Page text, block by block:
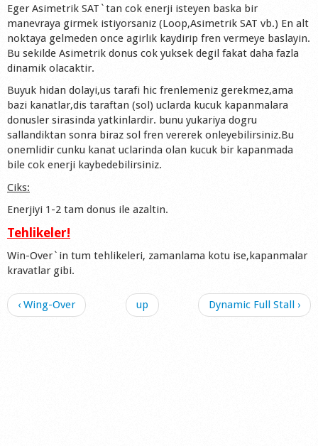
Eger Asimetrik SAT`tan cok enerji isteyen baska bir
manevraya girmek istiyorsaniz (Loop,Asimetrik SAT vb.) En alt
noktaya gelmeden once agirlik kaydirip fren vermeye baslayin.
Bu sekilde Asimetrik donus cok yuksek degil fakat daha fazla
dinamik olacaktir.
Buyuk hidan dolayi,us tarafi hic frenlemeniz gerekmez,ama
bazi kanatlar,dis taraftan (sol) uclarda kucuk kapanmalara
donusler sirasinda yatkinlardir. bunu yukariya dogru
sallandiktan sonra biraz sol fren vererek onleyebilirsiniz.Bu
onemlidir cunku kanat uclarinda olan kucuk bir kapanmada
bile cok enerji kaybedebilirsiniz.
Ciks:
Enerjiyi 1-2 tam donus ile azaltin.
Tehlikeler!
Win-Over`in tum tehlikeleri, zamanlama kotu ise,kapanmalar
kravatlar gibi.
‹ Wing-Over up Dynamic Full Stall ›